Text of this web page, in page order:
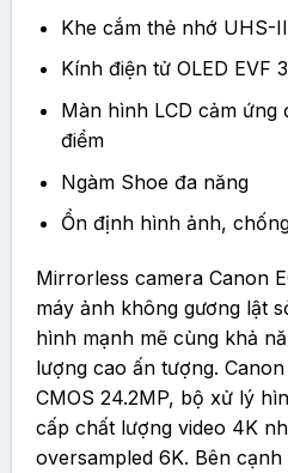
Khe cắm thẻ nhớ UHS-
Kính điện tử OLED EVF
Màn hình LCD cảm ứng
điểm
Ngàm Shoe đa năng
Ổn định hình ảnh,
Mirrorless camera Canon
máy ảnh không gương lật
hình mạnh mẽ cùng khả
lượng cao ấn tượng.
CMOS 24.2MP, bộ xử lý
cấp chất lượng video 4K
oversampled 6K. Bên